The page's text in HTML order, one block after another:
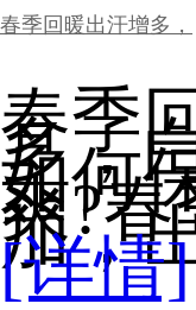
春季回暖出汗增多，
春季
多，
如何
爽?
加，
[详情]